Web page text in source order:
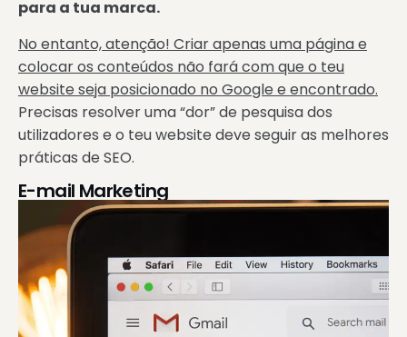
para a tua marca.
No entanto, atenção! Criar apenas uma página e
colocar os conteúdos não fará com que o teu
website seja posicionado no Google e encontrado.
Precisas resolver uma “dor” de pesquisa dos
utilizadores e o teu website deve seguir as melhores
práticas de SEO.
E-mail Marketing